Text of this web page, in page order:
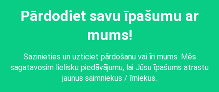
Pārdodiet savu īpašumu ar
mums!
Sazinieties un uzticiet pārdošanu vai īri mums. Mēs
sagatavosim lielisku piedāvājumu, lai Jūsu īpašums atrastu
jaunus saimniekus / īrniekus.